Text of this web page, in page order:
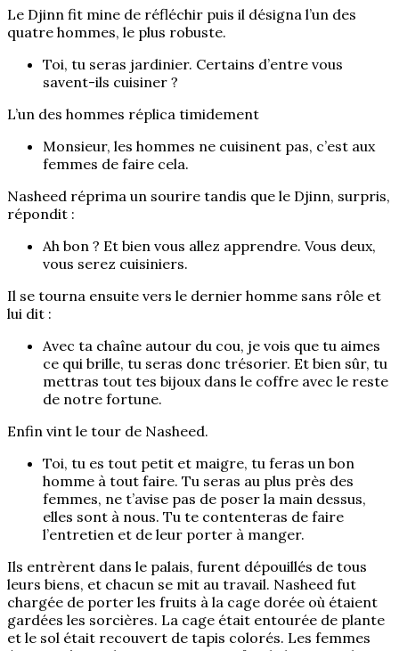
Le Djinn fit mine de réfléchir puis il désigna l’un des
quatre hommes, le plus robuste.
Toi, tu seras jardinier. Certains d’entre vous
savent-ils cuisiner ?
L’un des hommes réplica timidement
Monsieur, les hommes ne cuisinent pas, c’est aux
femmes de faire cela.
Nasheed réprima un sourire tandis que le Djinn, surpris,
répondit :
Ah bon ? Et bien vous allez apprendre. Vous deux,
vous serez cuisiniers.
Il se tourna ensuite vers le dernier homme sans rôle et
lui dit :
Avec ta chaîne autour du cou, je vois que tu aimes
ce qui brille, tu seras donc trésorier. Et bien sûr, tu
mettras tout tes bijoux dans le coffre avec le reste
de notre fortune.
Enfin vint le tour de Nasheed.
Toi, tu es tout petit et maigre, tu feras un bon
homme à tout faire. Tu seras au plus près des
femmes, ne t’avise pas de poser la main dessus,
elles sont à nous. Tu te contenteras de faire
l’entretien et de leur porter à manger.
Ils entrèrent dans le palais, furent dépouillés de tous
leurs biens, et chacun se mit au travail. Nasheed fut
chargée de porter les fruits à la cage dorée où étaient
gardées les sorcières. La cage était entourée de plante
et le sol était recouvert de tapis colorés. Les femmes